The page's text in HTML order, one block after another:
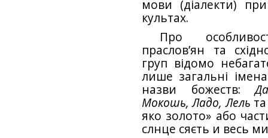
мови (діалекти)
культах.
Про
праслов’ян та
груп відомо
лише загальні
назви божеств:
Мокошь, Ладо, Лель
яко золото» або
слнце сяєть и весь